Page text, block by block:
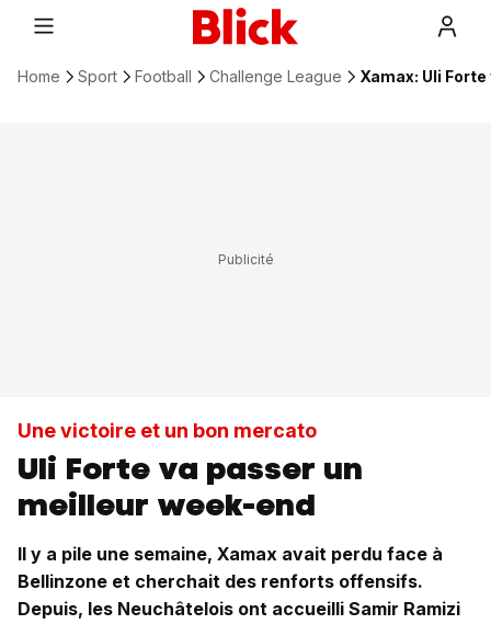
Home Sport Football Challenge League Xamax: Uli
Une victoire et un bon mercato
Uli Forte va passer un
meilleur week-end
Il y a pile une semaine, Xamax avait perdu face à
Bellinzone et cherchait des renforts offensifs.
Depuis, les Neuchâtelois ont accueilli Samir Ramizi